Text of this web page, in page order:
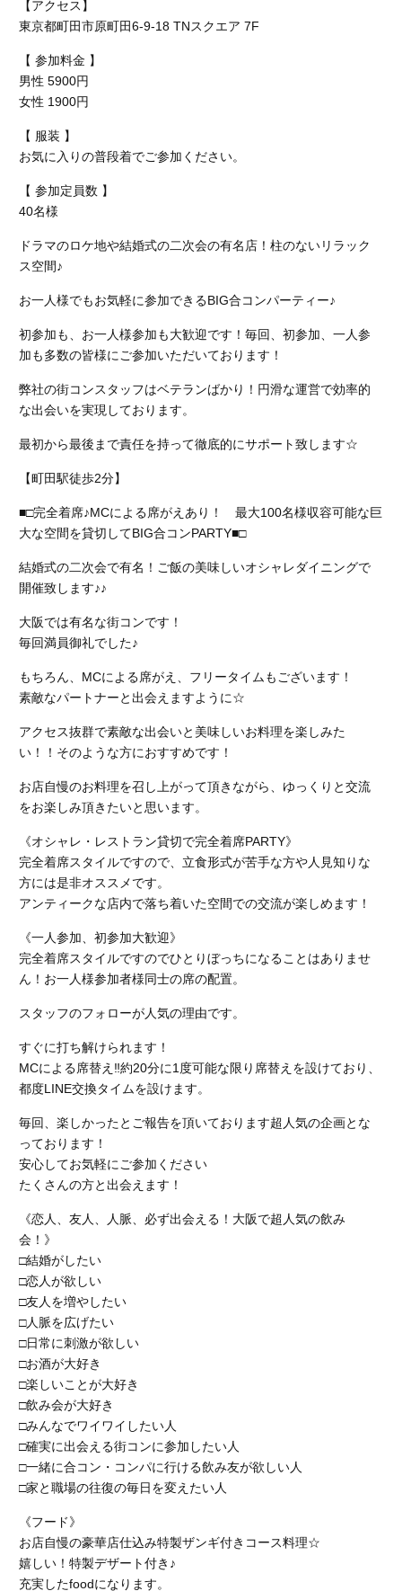
【アクセス】
東京都町田市原町田6-9-18 TNスクエア 7F
【 参加料金 】
男性 5900円
女性 1900円
【 服装 】
お気に入りの普段着でご参加ください。
【 参加定員数 】
40名様
ドラマのロケ地や結婚式の二次会の有名店！柱のないリラック
ス空間♪
お一人様でもお気軽に参加できるBIG合コンパーティー♪
初参加も、お一人様参加も大歓迎です！毎回、初参加、一人参
加も多数の皆様にご参加いただいております！
弊社の街コンスタッフはベテランばかり！円滑な運営で効率的
な出会いを実現しております。
最初から最後まで責任を持って徹底的にサポート致します☆
【町田駅徒歩2分】
■□完全着席♪MCによる席がえあり！ 最大100名様収容可能な巨
大な空間を貸切してBIG合コンPARTY■□
結婚式の二次会で有名！ご飯の美味しいオシャレダイニングで
開催致します♪♪
大阪では有名な街コンです！
毎回満員御礼でした♪
もちろん、MCによる席がえ、フリータイムもございます！
素敵なパートナーと出会えますように☆
アクセス抜群で素敵な出会いと美味しいお料理を楽しみた
い！！そのような方におすすめです！
お店自慢のお料理を召し上がって頂きながら、ゆっくりと交流
をお楽しみ頂きたいと思います。
《オシャレ・レストラン貸切で完全着席PARTY》
完全着席スタイルですので、立食形式が苦手な方や人見知りな
方には是非オススメです。
アンティークな店内で落ち着いた空間での交流が楽しめます！
《一人参加、初参加大歓迎》
完全着席スタイルですのでひとりぼっちになることはありませ
ん！お一人様参加者様同士の席の配置。
スタッフのフォローが人気の理由です。
すぐに打ち解けられます！
MCによる席替え‼︎約20分に1度可能な限り席替えを設けており、
都度LINE交換タイムを設けます。
毎回、楽しかったとご報告を頂いております超人気の企画とな
っております！
安心してお気軽にご参加ください
たくさんの方と出会えます！
《恋人、友人、人脈、必ず出会える！大阪で超人気の飲み
会！》
□結婚がしたい
□恋人が欲しい
□友人を増やしたい
□人脈を広げたい
□日常に刺激が欲しい
□お酒が大好き
□楽しいことが大好き
□飲み会が大好き
□みんなでワイワイしたい人
□確実に出会える街コンに参加したい人
□一緒に合コン・コンパに行ける飲み友が欲しい人
□家と職場の往復の毎日を変えたい人
《フード》
お店自慢の豪華店仕込み特製ザンギ付きコース料理☆
嬉しい！特製デザート付き♪
充実したfoodになります。